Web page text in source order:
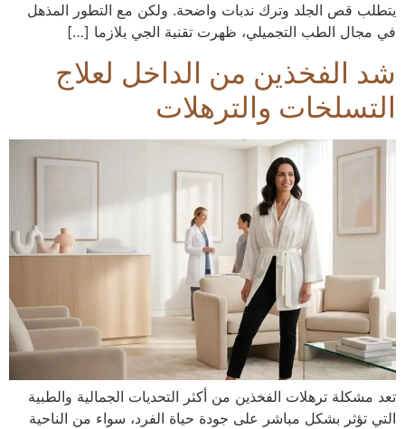
يتطلب قص الجلد وترك ندبات واضحة. ولكن مع التطور المذهل
في مجال الطب التجميلي، ظهرت تقنية الجي بلازما […]
شد الفخذين من الداخل لعلاج
التسلخات والترهلات
تعد مشكلة ترهلات الفخذين من أكثر التحديات الجمالية والطبية
التي تؤثر بشكل مباشر على جودة حياة الفرد، سواء من الناحية